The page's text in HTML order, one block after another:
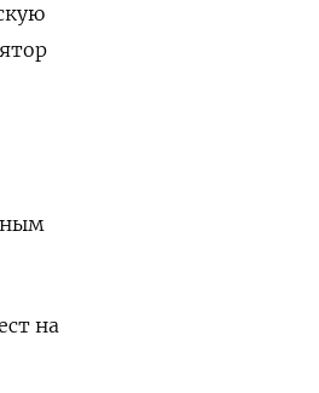
на